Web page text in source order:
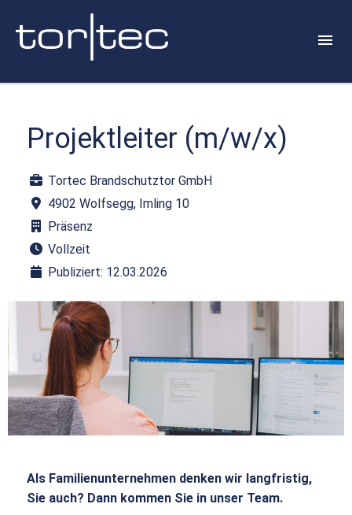
Projektleiter (m/w/x)
Tortec Brandschutztor GmbH
4902 Wolfsegg, Imling 10
Präsenz
Vollzeit
Publiziert: 12.03.2026
Als Familienunternehmen denken wir langfristig,
Sie auch? Dann kommen Sie in unser Team.